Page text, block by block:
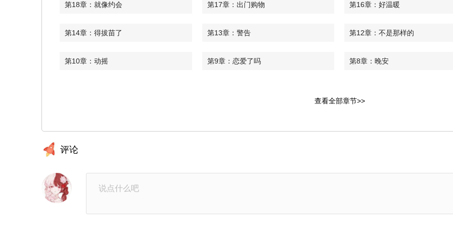
第18章：就像约会 第17章：出门购物 第16章：好温暖
第14章：得拔苗了 第13章：警告 第12章：不是那样的
第10章：动摇 第9章：恋爱了吗 第8章：晚安
查看全部章节>>
评论